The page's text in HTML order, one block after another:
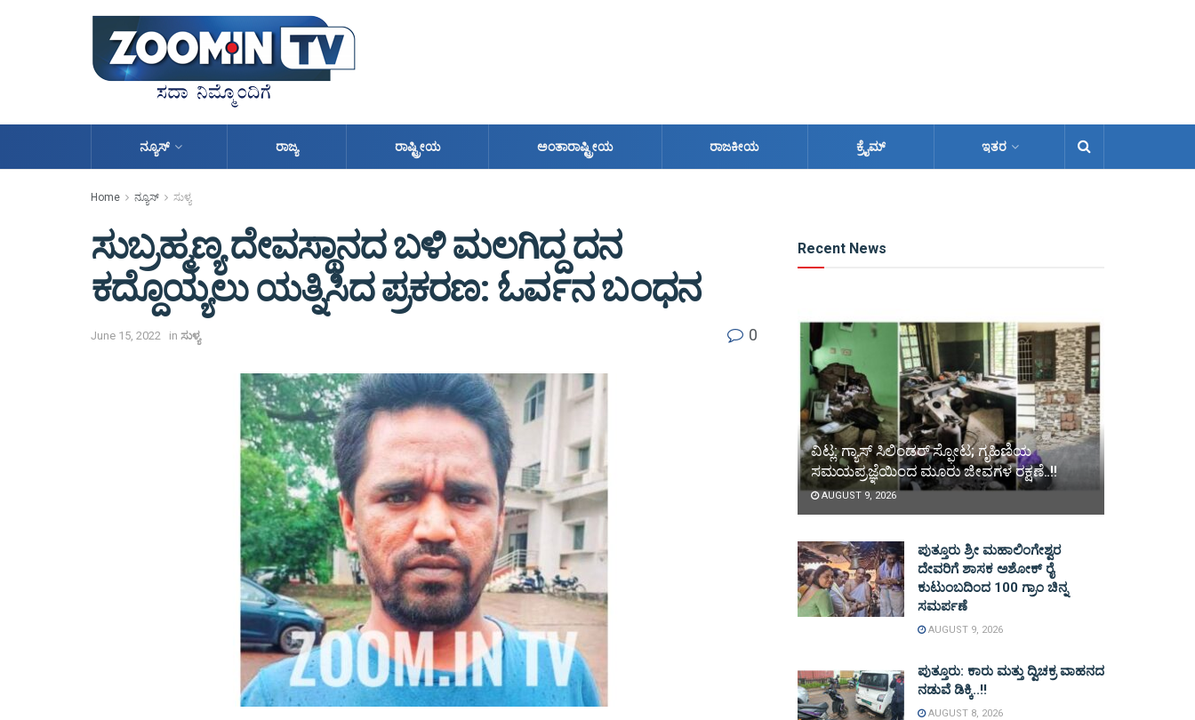
ನ್ಯೂಸ್ ರಾಜ್ಯ ರಾಷ್ಟ್ರೀಯ ಅಂತಾರಾಷ್ಟ್ರೀಯ ರಾಜಕೀಯ ಕ್ರೈಮ್ ಇತರ
Home ನ್ಯೂಸ್ ಸುಳ್ಯ
ಸುಬ್ರಹ್ಮಣ್ಯ ದೇವಸ್ಥಾನದ ಬಳಿ ಮಲಗಿದ್ದ ದನ
ಕದ್ದೊಯ್ಯಲು ಯತ್ನಿಸಿದ ಪ್ರಕರಣ: ಓರ್ವನ ಬಂಧನ
June 15, 2022 in ಸುಳ್ಯ 0
Recent News
ವಿಟ್ಲ: ಗ್ಯಾಸ್ ಸಿಲಿಂಡರ್ ಸ್ಫೋಟ; ಗೃಹಿಣಿಯ
ಸಮಯಪ್ರಜ್ಞೆಯಿಂದ ಮೂರು ಜೀವಗಳ ರಕ್ಷಣೆ..!!
AUGUST 9, 2026
ಪುತ್ತೂರು ಶ್ರೀ ಮಹಾಲಿಂಗೇಶ್ವರ
ದೇವರಿಗೆ ಶಾಸಕ ಅಶೋಕ್ ರೈ
ಕುಟುಂಬದಿಂದ 100 ಗ್ರಾಂ ಚಿನ್ನ
ಸಮರ್ಪಣೆ
AUGUST 9, 2026
ಪುತ್ತೂರು: ಕಾರು ಮತ್ತು ದ್ವಿಚಕ್ರ ವಾಹನದ
ನಡುವೆ ಡಿಕ್ಕಿ..!!
AUGUST 8, 2026